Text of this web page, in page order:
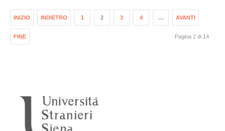
INIZIO INDIETRO 1 2 3 4 … AVANTI
FINE Pagina 2 di 14